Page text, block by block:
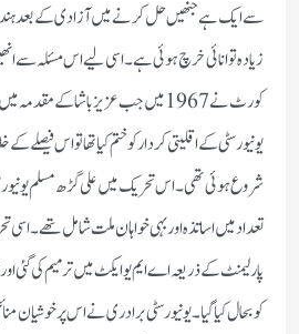
سے ایک ہے جنھیں حل کرنے میں آزادی کے بعد
زیادہ توانائی خرچ ہوئی ہے۔ اسی لیے اس مسئلہ سے
کورٹ نے 1967 میں جب عزیز باشا کے
یونیورسٹی کے اقلیتی کردار کو ختم کیا تھا تو اس
شروع ہوئی تھی۔ اس تحریک میں علی گڑھ مسلم
پارلیمنٹ کے ذریعہ اے ایم یو ایکٹ میں ترمیم کی گئی
کو بحال کیا گیا۔ یونیورسٹی برادری نے اس پر خوشیان